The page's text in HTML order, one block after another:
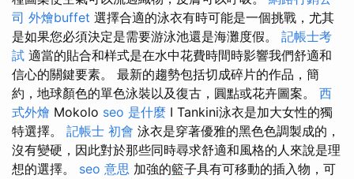
司 外燴buffet 選擇合適的泳衣有時可能是一個挑戰，尤其
是如果您必須決定是需要游泳池還是海灘度假。 記帳士考
試 適當的貼合和样式是在水中花費時間時影響我們舒適和
信心的關鍵要素。 最新的趨勢包括切成碎片的作品，簡
約，地球顏色的單色泳裝以及復古，圓點或花卉圖案。 西
式外燴 Mokolo seo 是什麼 I Tankini泳衣是加大女性的獨
特選擇。 記帳士 初會 泳衣是穿著優雅的黑色色調製成的，
沒有變硬，因此對於那些同時尋求舒適和風格的人來說是理
想的選擇。 seo 意思 加強的籃子具有可移動的插入物，可